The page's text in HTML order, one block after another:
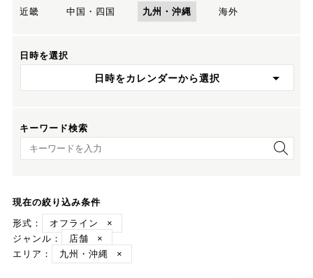
近畿
中国・四国 九州・沖縄 海外
日時を選択
日時をカレンダーから選択
キーワード検索
キーワード検索
現在の絞り込み条件
形式：
オフライン
×
ジャンル：
店舗
×
エリア：
九州・沖縄 ×